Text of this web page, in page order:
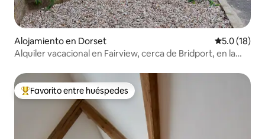
Alojamiento en Dorset Calificación
5.0 (18)
Alquiler vacacional en Fairview, cerca de Bridport, en la
Favorito entre huéspedes preferido
Favorito entre huéspedes